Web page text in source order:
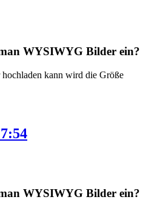
WYSIWYG Bilder ein?
kann wird die Größe
WYSIWYG Bilder ein?